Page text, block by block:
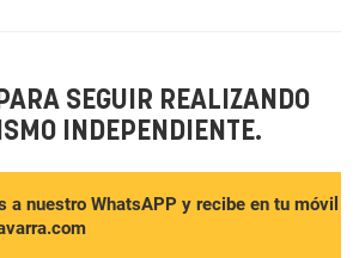
SEGUIR REALIZANDO
INDEPENDIENTE.
a nuestro WhatsAPP y recibe en tu móvil